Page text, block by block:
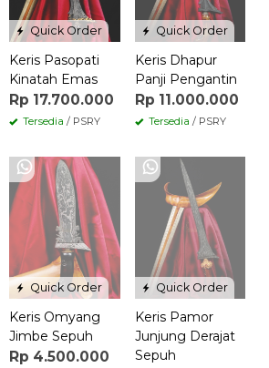
Quick Order
Keris Pasopati
Kinatah Emas
Rp 17.700.000
Tersedia / PSRY
Quick Order
Keris Dhapur
Panji Pengantin
Rp 11.000.000
Tersedia / PSRY
Quick Order
Keris Omyang
Jimbe Sepuh
Rp 4.500.000
Quick Order
Keris Pamor
Junjung Derajat
Sepuh